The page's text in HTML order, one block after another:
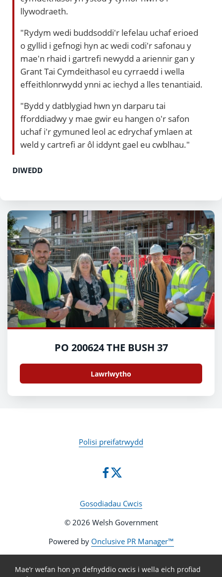
llywodraeth.
"Rydym wedi buddsoddi'r lefelau uchaf erioed
o gyllid i gefnogi hyn ac wedi codi'r safonau y
mae'n rhaid i gartrefi newydd a ariennir gan y
Grant Tai Cymdeithasol eu cyrraedd i wella
effeithlonrwydd ynni ac iechyd a lles tenantiaid.
"Bydd y datblygiad hwn yn darparu tai
fforddiadwy y mae gwir eu hangen o'r safon
uchaf i'r gymuned leol ac edrychaf ymlaen at
weld y cartrefi ar ôl iddynt gael eu cwblhau."
DIWEDD
PO 200624 THE BUSH 37
Lawrlwytho
Polisi preifatrwydd
Gosodiadau Cwcis
© 2026 Welsh Government
Powered by Onclusive PR Manager™
Mae’r wefan hon yn defnyddio cwcis i wella eich profiad